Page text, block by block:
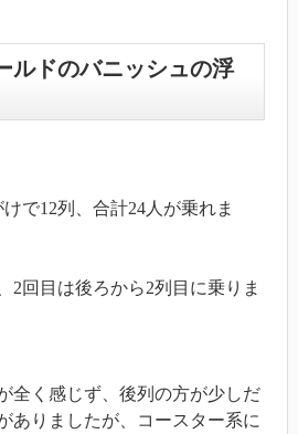
ルドのバニッシュの浮
で12列、合計24人が乗れま
2回目は後ろから2列目に乗りま
全く感じず、後列の方が少しだ
ありましたが、コースター系に